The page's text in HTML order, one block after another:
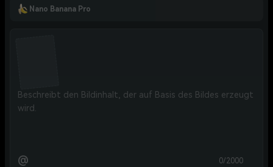
Nano Banana Pro
@ 0/2000